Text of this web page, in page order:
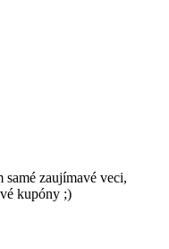
samé zaujímavé veci,
kupóny ;)